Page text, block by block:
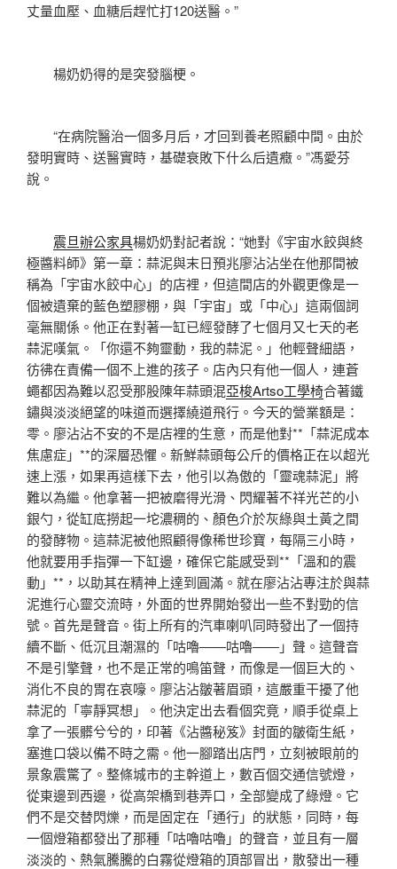
丈量血壓、血糖后趕忙打120送醫。”
楊奶奶得的是突發腦梗。
“在病院醫治一個多月后，才回到養老照顧中間。由於
發明實時、送醫實時，基礎衰敗下什么后遺癥。”馮愛芬
說。
震旦辦公家具楊奶奶對記者說：“她對《宇宙水餃與終
極醬料師》第一章：蒜泥與末日預兆廖沾沾坐在他那間被
稱為「宇宙水餃中心」的店裡，但這間店的外觀更像是一
個被遺棄的藍色塑膠棚，與「宇宙」或「中心」這兩個詞
毫無關係。他正在對著一缸已經發酵了七個月又七天的老
蒜泥嘆氣。「你還不夠靈動，我的蒜泥。」他輕聲細語，
彷彿在責備一個不上進的孩子。店內只有他一個人，連蒼
蠅都因為難以忍受那股陳年蒜頭混亞梭Artso工學椅合著鐵
鏽與淡淡絕望的味道而選擇繞道飛行。今天的營業額是：
零。廖沾沾不安的不是店裡的生意，而是他對**「蒜泥成本
焦慮症」**的深層恐懼。新鮮蒜頭每公斤的價格正在以超光
速上漲，如果再這樣下去，他引以為傲的「靈魂蒜泥」將
難以為繼。他拿著一把被磨得光滑、閃耀著不祥光芒的小
銀勺，從缸底撈起一坨濃稠的、顏色介於灰綠與土黃之間
的發酵物。這蒜泥被他照顧得像稀世珍寶，每隔三小時，
他就要用手指彈一下缸邊，確保它能感受到**「溫和的震
動」**，以助其在精神上達到圓滿。就在廖沾沾專注於與蒜
泥進行心靈交流時，外面的世界開始發出一些不對勁的信
號。首先是聲音。街上所有的汽車喇叭同時發出了一個持
續不斷、低沉且潮濕的「咕嚕——咕嚕——」聲。這聲音
不是引擎聲，也不是正常的鳴笛聲，而像是一個巨大的、
消化不良的胃在哀嚎。廖沾沾皺著眉頭，這嚴重干擾了他
蒜泥的「寧靜冥想」。他決定出去看個究竟，順手從桌上
拿了一張髒兮兮的，印著《沾醬秘笈》封面的皺衛生紙，
塞進口袋以備不時之需。他一腳踏出店門，立刻被眼前的
景象震驚了。整條城市的主幹道上，數百個交通信號燈，
從東邊到西邊，從高架橋到巷弄口，全部變成了綠燈。它
們不是交替閃爍，而是固定在「通行」的狀態，同時，每
一個燈箱都發出了那種「咕嚕咕嚕」的聲音，並且有一層
淡淡的、熱氣騰騰的白霧從燈箱的頂部冒出，散發出一種